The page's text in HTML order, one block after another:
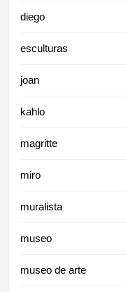
diego
esculturas
joan
kahlo
magritte
miro
muralista
museo
museo de arte